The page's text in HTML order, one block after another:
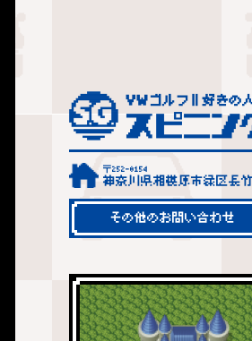
〒252-0154
神奈川県相模原市緑区長
その他のお問い合わせ